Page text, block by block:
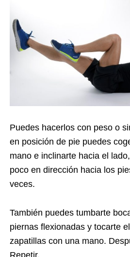
Puedes hacerlos con peso o
en posición de pie puedes
mano e inclinarte hacia el
poco en dirección hacia los
veces.
También puedes tumbarte
piernas flexionadas y tocarte
zapatillas con una mano.
Repetir.